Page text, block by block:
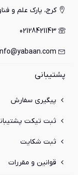
کرج، پارک علم و
02128421143
پشتیبانی
پیگیری سفارش
ثبت تیکت
ثبت شکایت
قوانین و مقررات